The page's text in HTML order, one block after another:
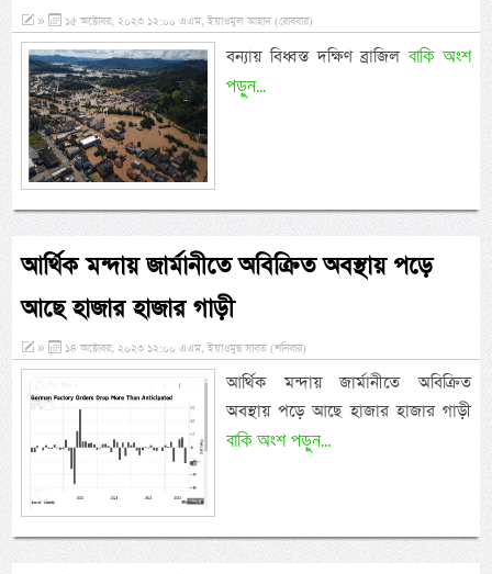
» ১৫ অক্টোবর, ২০২৩ ১২:০০ এএম, ইয়াওমুল আহাদ (রোববার)
বন্যায় বিধ্বস্ত দক্ষিণ ব্রাজিলবাকি অংশ
পড়ুন...
আর্থিক মন্দায় জার্মানীতে অবিক্রিত অবস্থায় পড়ে
আছে হাজার হাজার গাড়ী
» ১৪ অক্টোবর, ২০২৩ ১২:০০ এএম, ইয়াওমুছ সাবত (শনিবার)
আর্থিক মন্দায় জার্মানীতে অবিক্রিত
অবস্থায় পড়ে আছে হাজার হাজার গাড়ী
বাকি অংশ পড়ুন...